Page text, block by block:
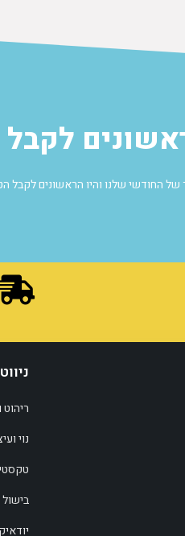
של החודשי שלנו והיו הראשונים לקבל
נוי